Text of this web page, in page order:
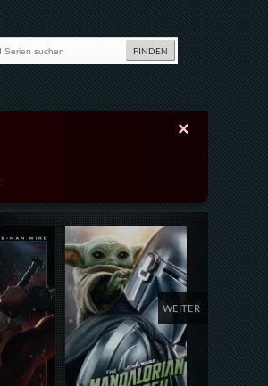
×
Details,Play
WEITER